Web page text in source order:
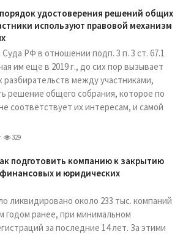
удостоверения решений общих
используют правовой механизм
РФ в отношении подп. 3 п. 3 ст. 67.1
им еще в 2019 г., до сих пор вызывает
между участниками,
решение общего собрания, которое по
соответствует их интересам, и самой
329
подготовить компанию к закрытию
и юридических
ликвидировано около 233 тыс. компаний
годом ранее, при минимальном
за последние 14 лет. За этими